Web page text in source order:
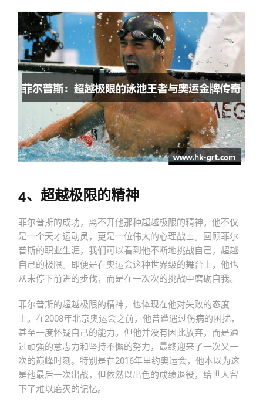
4、超越极限的精神
菲尔普斯的成功，离不开他那种超越极限的精神。他不仅
是一个天才运动员，更是一位伟大的心理战士。回顾菲尔
普斯的职业生涯，我们可以看到他不断地挑战自己，超越
自己的极限。即便是在奥运会这种世界级的舞台上，他也
从未停下前进的步伐，而是在一次次的挑战中磨砺自我。
菲尔普斯的超越极限的精神，也体现在他对失败的态度
上。在2008年北京奥运会之前，他曾遭遇过伤病的困扰，
甚至一度怀疑自己的能力。但他并没有因此放弃，而是通
过顽强的意志力和坚持不懈的努力，最终迎来了一次又一
次的巅峰时刻。特别是在2016年里约奥运会，他本以为这
是他最后一次出战，但依然以出色的成绩退役，给世人留
下了难以磨灭的记忆。